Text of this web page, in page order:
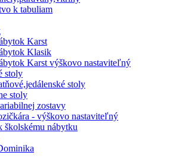
k tabuliam
Karst
Klasik
Karst výškovo nastaviteľný
stoly
stoly
stoly
zostavy
- výškovo nastaviteľný
školskému nábytku